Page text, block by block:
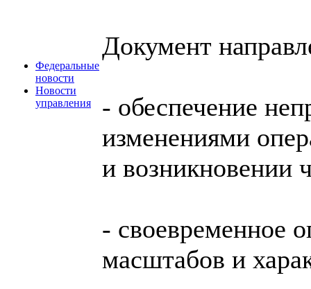
Федеральные
новости
Новости
управления
Документ
- обеспечение
изменениями
и возникновении
- своевременное
масштабов и